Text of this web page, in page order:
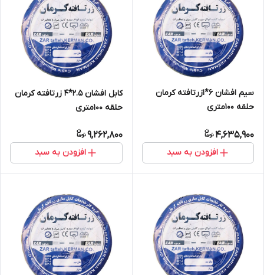
سیم افشان 6*1زرتافته کرمان
حلقه 100متری
4,635,900
افزودن به سبد
کابل افشان 2.5*4 زرتافته کرمان
حلقه 100متری
9,262,800
افزودن به سبد